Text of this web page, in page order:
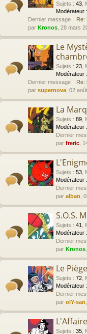
Sujets : 43
Modérateur :
Dernier message : Re:
par Kronos , 28 mars
Le
Sujets : 23
Modérateur :
Dernier message : Re:
par supernova , 02
La
Sujets : 89
Modérateur :
Dernier
par freric ,
Sujets : 53
Modérateur :
Dernier
par alban ,
S.O.S.
Sujets : 41
Modérateur :
Dernier
par Kronos
Le
Sujets : 72
Modérateur :
Dernier
par olY-san
Sujets : 35